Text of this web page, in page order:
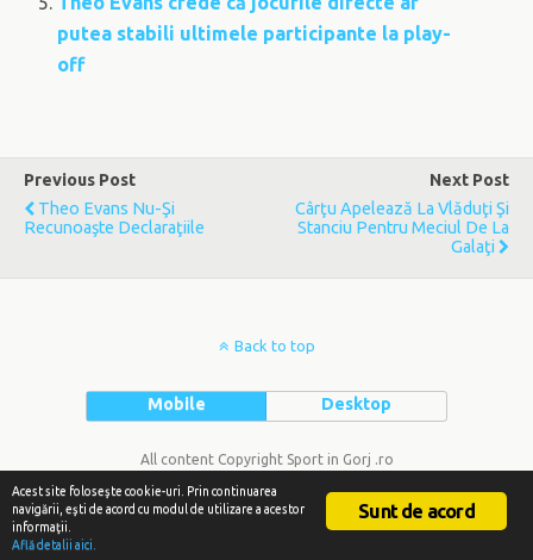
putea stabili ultimele participante la play-
off
Previous Post
Theo Evans Nu-Şi
Recunoaşte Declaraţiile
Next Post
Cârţu Apelează La Vlăduţi Şi
Stanciu Pentru Meciul De La
Galaţi
Back to top
Mobile Desktop
All content Copyright Sport in Gorj .ro
Sunt de acord
Acest site foloseşte cookie-uri. Prin continuarea
navigării, eşti de acord cu modul de utilizare a acestor
informaţii.
Află detalii aici.